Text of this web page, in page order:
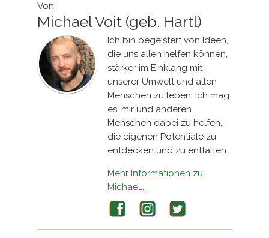
Von
Michael Voit (geb. Hartl)
Ich bin begeistert von Ideen,
die uns allen helfen können,
stärker im Einklang mit
unserer Umwelt und allen
Menschen zu leben. Ich mag
es, mir und anderen
Menschen dabei zu helfen,
die eigenen Potentiale zu
entdecken und zu entfalten.
Mehr Informationen zu
Michael...
Facebook Instagram